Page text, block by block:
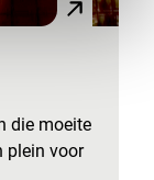
die moeite
plein voor